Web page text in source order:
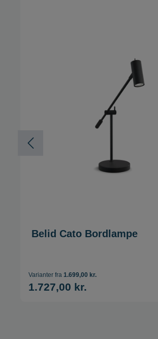
Belid Cato Bordlampe
Varianter fra 1.699,00 kr.
1.727,00 kr.